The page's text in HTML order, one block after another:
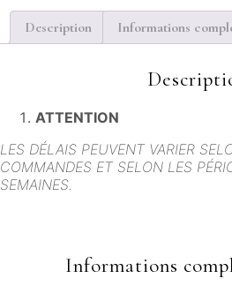
Description Informations
ATTENTION
LES DÉLAIS PEUVENT VARIER
COMMANDES ET SELON LES
SEMAINES.
Informations